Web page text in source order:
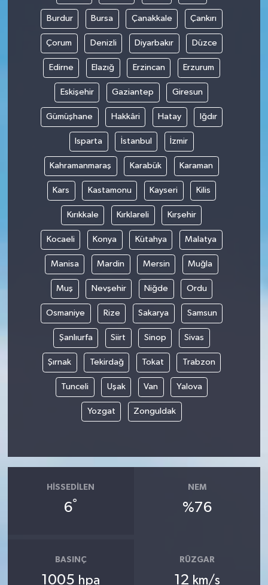
Burdur Bursa Çanakkale Çankırı
Çorum Denizli Diyarbakır Düzce
Edirne Elazığ Erzincan Erzurum
Eskişehir Gaziantep Giresun
Gümüşhane Hakkâri Hatay Iğdır
Isparta İstanbul İzmir
Kahramanmaraş Karabük Karaman
Kars Kastamonu Kayseri Kilis
Kırıkkale Kırklareli Kırşehir
Kocaeli Konya Kütahya Malatya
Manisa Mardin Mersin Muğla
Muş Nevşehir Niğde Ordu
Osmaniye Rize Sakarya Samsun
Şanlıurfa Siirt Sinop Sivas
Şırnak Tekirdağ Tokat Trabzon
Tunceli Uşak Van Yalova
Yozgat Zonguldak
HISSEDILEN
6°
NEM
%76
BASINÇ
1005 hpa
RÜZGAR
12 km/s